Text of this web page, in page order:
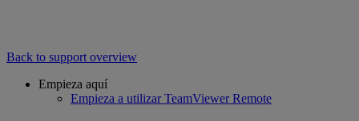
Back to support overview
Empieza aquí
Empieza a utilizar TeamViewer Remote